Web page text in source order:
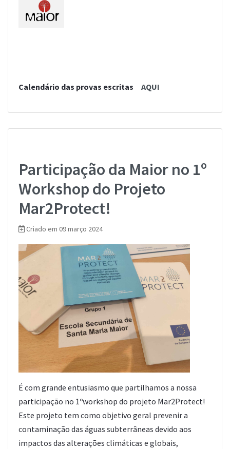
Calendário das provas escritas AQUI
Participação da Maior no 1º
Workshop do Projeto
Mar2Protect!
Criado em 09 março 2024
É com grande entusiasmo que partilhamos a nossa
participação no 1ºworkshop do projeto Mar2Protect!
Este projeto tem como objetivo geral prevenir a
contaminação das águas subterrâneas devido aos
impactos das alterações climáticas e globais,